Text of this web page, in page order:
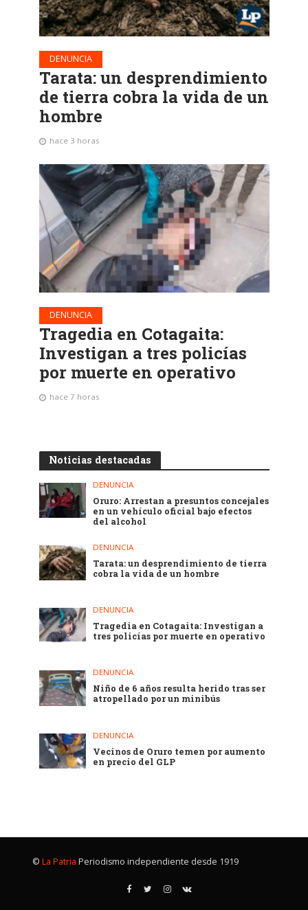
DENUNCIA
Tarata: un desprendimiento
de tierra cobra la vida de un
hombre
hace 3 horas
DENUNCIA
Tragedia en Cotagaita:
Investigan a tres policías
por muerte en operativo
hace 7 horas
Noticias destacadas
DENUNCIA
Oruro: Arrestan a presuntos concejales
en un vehículo oficial bajo efectos
del alcohol
DENUNCIA
Tarata: un desprendimiento de tierra
cobra la vida de un hombre
DENUNCIA
Tragedia en Cotagaita: Investigan a
tres policías por muerte en operativo
DENUNCIA
Niño de 6 años resulta herido tras ser
atropellado por un minibús
DENUNCIA
Vecinos de Oruro temen por aumento
en precio del GLP
© La Patria Periodismo independiente desde 1919